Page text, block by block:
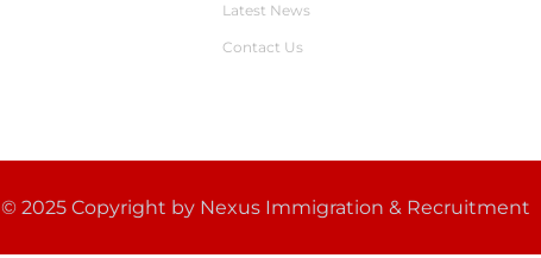
Latest News
Contact Us
© 2025 Copyright by Nexus Immigration & Recruitment